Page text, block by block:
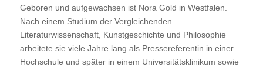
Geboren und aufgewachsen ist Nora Gold in Westfalen.
Nach einem Studium der Vergleichenden
Literaturwissenschaft, Kunstgeschichte und Philosophie
arbeitete sie viele Jahre lang als Pressereferentin in einer
Hochschule und später in einem Universitätsklinikum sowie